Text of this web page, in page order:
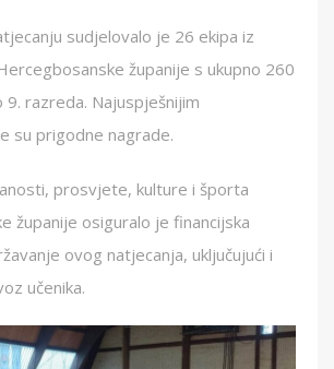
sudjelovalo je 26 ekipa iz
županije s ukupno 260
9. razreda. Najuspješnijim
su prigodne nagrade.
prosvjete, kulture i športa
županije osiguralo je financijska
ovog natjecanja, uključujući i
učenika.